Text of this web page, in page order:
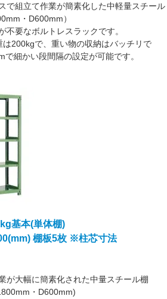
で組立て作業が簡素化した中軽量スチール
・D600mm）
不要なボルトレスラックです。
200kgで、重い物の収納はバッチリで
細かい段間隔の設定が可能です。
基本(単体棚)
棚板5枚 ※柱芯寸法
が大幅に簡素化された中量スチール棚
・D600mm)